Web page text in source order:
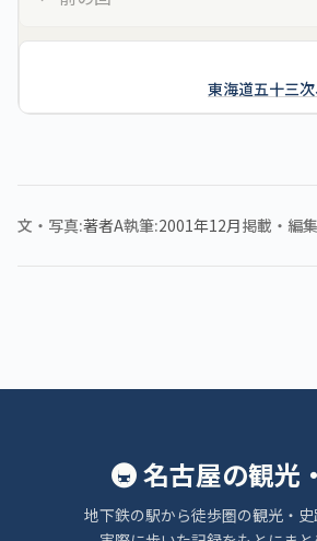
東海道五十三次
文・写真 著者A執筆 2001年12月掲載・編集
🚇 名古屋の観光
地下鉄の駅から徒歩圏の観光・史